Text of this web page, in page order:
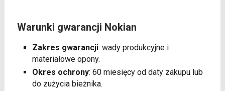
Warunki gwarancji Nokian
Zakres gwarancji: wady produkcyjne i
materiałowe opony.
Okres ochrony: 60 miesięcy od daty zakupu lub
do zużycia bieżnika.